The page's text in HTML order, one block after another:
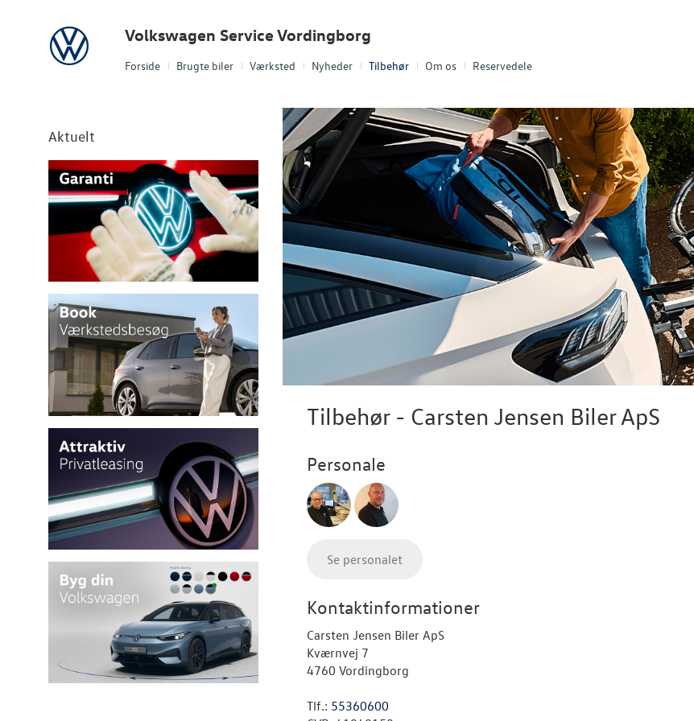
Forside Brugte biler Værksted Nyheder Tilbehør Om os Reservedele
Volkswagen Volkswagen Service Vordingborg
Aktuelt
Tilbehør - Carsten Jensen Biler ApS
Personale
Se personalet
Kontaktinformationer
Carsten Jensen Biler ApS
Kværnvej 7
4760 Vordingborg
Tlf.: 55360600